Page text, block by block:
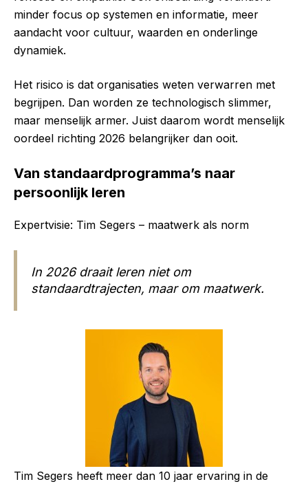
minder focus op systemen en informatie, meer
aandacht voor cultuur, waarden en onderlinge
dynamiek.
Het risico is dat organisaties weten verwarren met
begrijpen. Dan worden ze technologisch slimmer,
maar menselijk armer. Juist daarom wordt menselijk
oordeel richting 2026 belangrijker dan ooit.
Van standaardprogramma’s naar
persoonlijk leren
Expertvisie: Tim Segers – maatwerk als norm
In 2026 draait leren niet om
standaardtrajecten, maar om maatwerk.
Tim Segers heeft meer dan 10 jaar ervaring in de